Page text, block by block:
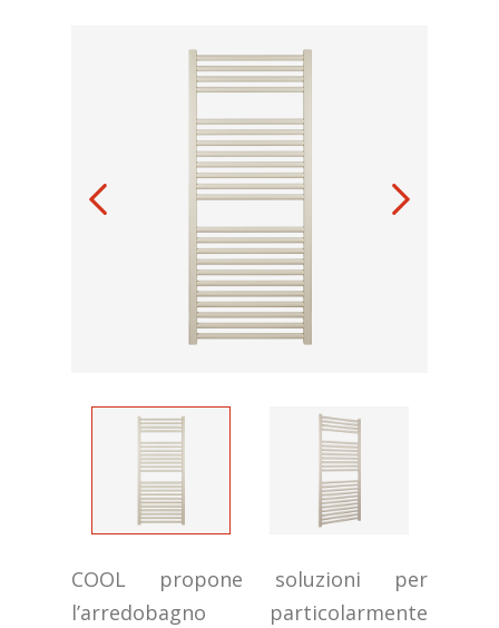
COOL propone soluzioni per
l’arredobagno particolarmente